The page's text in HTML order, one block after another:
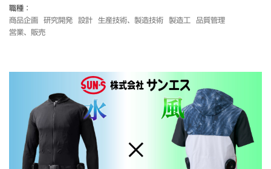
職種：
商品企画
研究開発 設計 生産技術、製造技術 製造工
品質管理
営業、販売